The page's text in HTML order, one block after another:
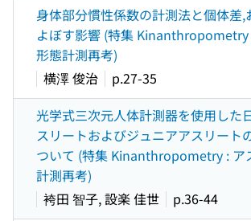
身体部分慣性係数の計測法と個体差,
よぼす影響 (特集 Kinanthropometry
形態計測再考)
横澤 俊治
p.27-35
光学式三次元人体計測器を使用した
スリートおよびジュニアアスリート
ついて (特集 Kinanthropometry : ア
計測再考)
袴田 智子, 設楽 佳世
p.36-44